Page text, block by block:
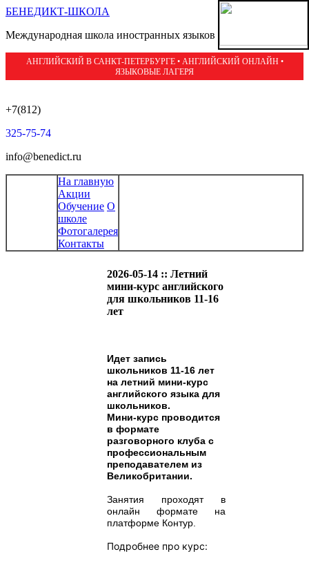
БЕНЕДИКТ-ШКОЛА
Международная школа иностранных языков
АНГЛИЙСКИЙ В САНКТ-ПЕТЕРБУРГЕ • АНГЛИЙСКИЙ ОНЛАЙН •
ЯЗЫКОВЫЕ ЛАГЕРЯ
+7(812)
325-75-74
info@benedict.ru
На главную
Акции
Обучение О
школе
Фотогалерея
Контакты
2026-05-14 :: Летний
мини-курс английского
для школьников 11-16
лет
Идет запись
школьников 11-16 лет
на летний мини-курс
английского языка для
школьников.
Мини-курс проводится
в формате
разговорного клуба с
профессиональным
преподавателем из
Великобритании.
Занятия проходят в
онлайн формате на
платформе Контур.
Подробнее про курс: